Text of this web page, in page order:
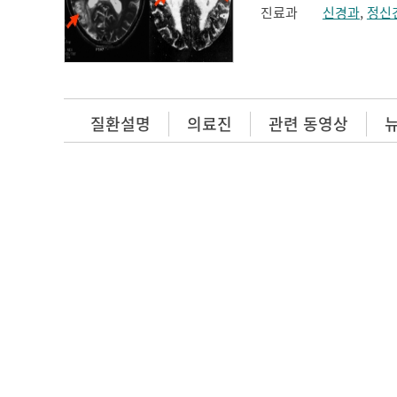
진료과
신경과, 정신
질환설명 의료진 관련 동영상